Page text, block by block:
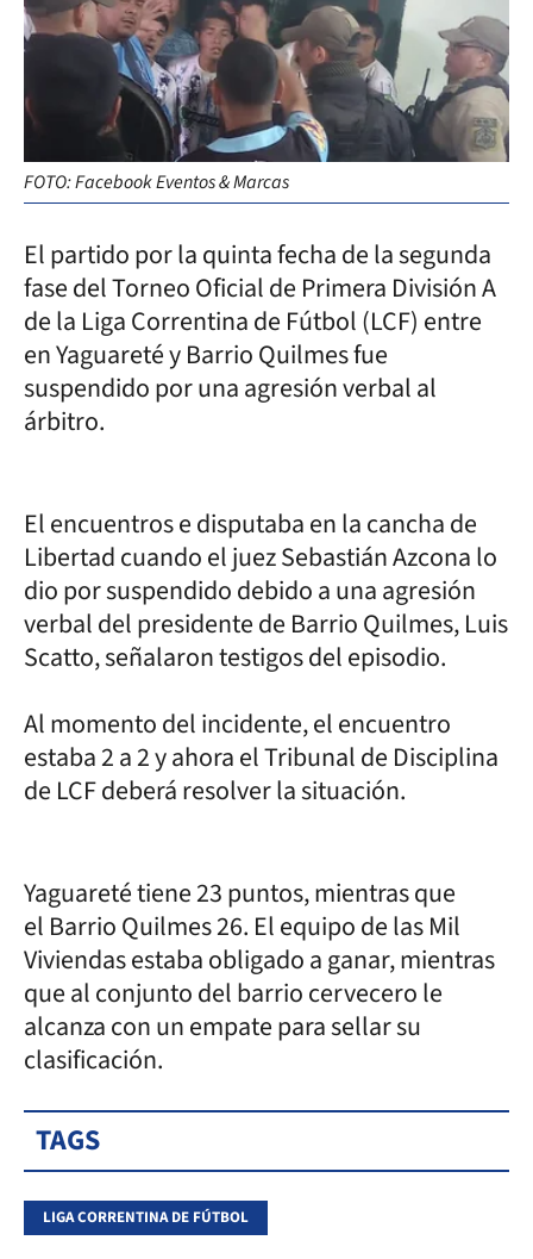
FOTO: Facebook Eventos & Marcas
El partido por la quinta fecha de la segunda
fase del Torneo Oficial de Primera División A
de la Liga Correntina de Fútbol (LCF) entre
en Yaguareté y Barrio Quilmes fue
suspendido por una agresión verbal al
árbitro.
El encuentros e disputaba en la cancha de
Libertad cuando el juez Sebastián Azcona lo
dio por suspendido debido a una agresión
verbal del presidente de Barrio Quilmes, Luis
Scatto, señalaron testigos del episodio.
Al momento del incidente, el encuentro
estaba 2 a 2 y ahora el Tribunal de Disciplina
de LCF deberá resolver la situación.
Yaguareté tiene 23 puntos, mientras que
el Barrio Quilmes 26. El equipo de las Mil
Viviendas estaba obligado a ganar, mientras
que al conjunto del barrio cervecero le
alcanza con un empate para sellar su
clasificación.
TAGS
LIGA CORRENTINA DE FÚTBOL